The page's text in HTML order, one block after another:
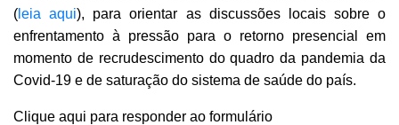
( leia aqui), para orientar as discussões locais sobre o
enfrentamento à pressão para o retorno presencial em
momento de recrudescimento do quadro da pandemia da
Covid-19 e de saturação do sistema de saúde do país.
Clique aqui para responder ao formulário